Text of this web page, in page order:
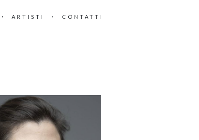
ARTISTI CONTATTI